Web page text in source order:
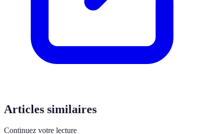
Articles similaires
Continuez votre lecture